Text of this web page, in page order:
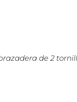
de 2